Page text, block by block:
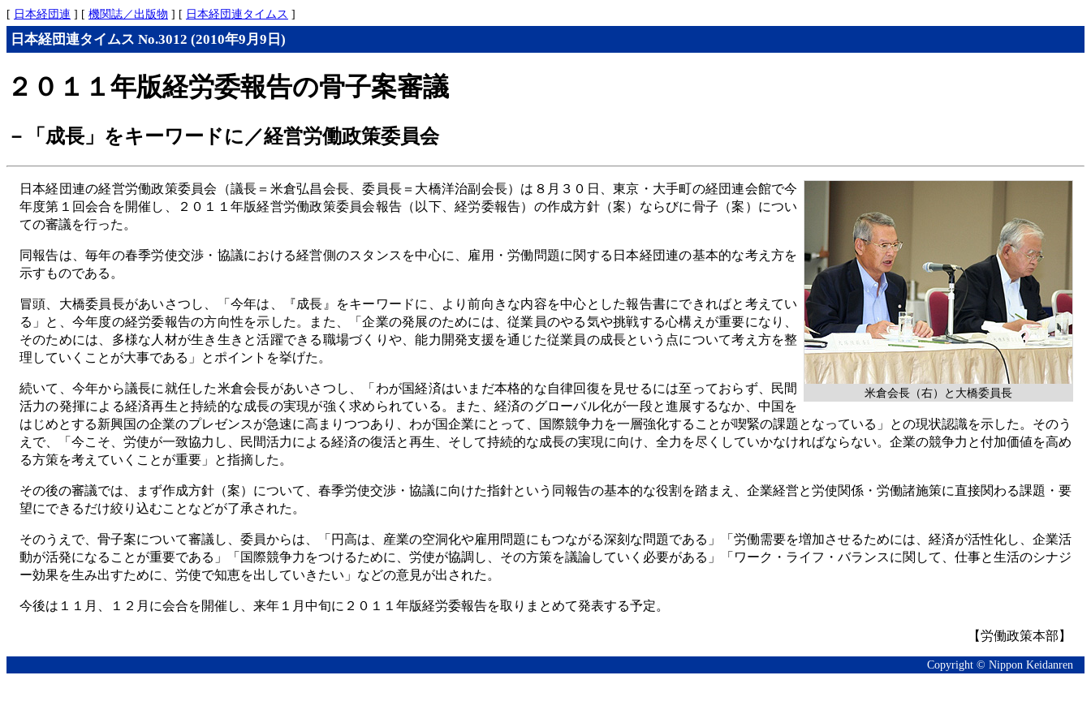
[ 日本経団連 ] [ 機関誌／出版物 ] [ 日本経団連タイムス ]
日本経団連タイムス No.3012 (2010年9月9日)
２０１１年版経労委報告の骨子案審議
－「成長」をキーワードに／経営労働政策委員会
米倉会長（右）と大橋委員長
日本経団連の経営労働政策委員会（議長＝米倉弘昌会長、委員長＝大橋洋治副会長）は８月３０日、東京・大手町の経団連会館で今
年度第１回会合を開催し、２０１１年版経営労働政策委員会報告（以下、経労委報告）の作成方針（案）ならびに骨子（案）につい
ての審議を行った。
同報告は、毎年の春季労使交渉・協議における経営側のスタンスを中心に、雇用・労働問題に関する日本経団連の基本的な考え方を
示すものである。
冒頭、大橋委員長があいさつし、「今年は、『成長』をキーワードに、より前向きな内容を中心とした報告書にできればと考えてい
る」と、今年度の経労委報告の方向性を示した。また、「企業の発展のためには、従業員のやる気や挑戦する心構えが重要になり、
そのためには、多様な人材が生き生きと活躍できる職場づくりや、能力開発支援を通じた従業員の成長という点について考え方を整
理していくことが大事である」とポイントを挙げた。
続いて、今年から議長に就任した米倉会長があいさつし、「わが国経済はいまだ本格的な自律回復を見せるには至っておらず、民間
活力の発揮による経済再生と持続的な成長の実現が強く求められている。また、経済のグローバル化が一段と進展するなか、中国を
はじめとする新興国の企業のプレゼンスが急速に高まりつつあり、わが国企業にとって、国際競争力を一層強化することが喫緊の課題となっている」との現状認識を示した。そのう
えで、「今こそ、労使が一致協力し、民間活力による経済の復活と再生、そして持続的な成長の実現に向け、全力を尽くしていかなければならない。企業の競争力と付加価値を高め
る方策を考えていくことが重要」と指摘した。
その後の審議では、まず作成方針（案）について、春季労使交渉・協議に向けた指針という同報告の基本的な役割を踏まえ、企業経営と労使関係・労働諸施策に直接関わる課題・要
望にできるだけ絞り込むことなどが了承された。
そのうえで、骨子案について審議し、委員からは、「円高は、産業の空洞化や雇用問題にもつながる深刻な問題である」「労働需要を増加させるためには、経済が活性化し、企業活
動が活発になることが重要である」「国際競争力をつけるために、労使が協調し、その方策を議論していく必要がある」「ワーク・ライフ・バランスに関して、仕事と生活のシナジ
ー効果を生み出すために、労使で知恵を出していきたい」などの意見が出された。
今後は１１月、１２月に会合を開催し、来年１月中旬に２０１１年版経労委報告を取りまとめて発表する予定。
【労働政策本部】
Copyright © Nippon Keidanren